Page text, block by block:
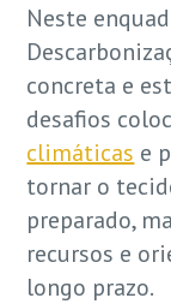
Neste
concreta e
desafios
climáticas e
tornar o
preparado,
recursos e
longo prazo.